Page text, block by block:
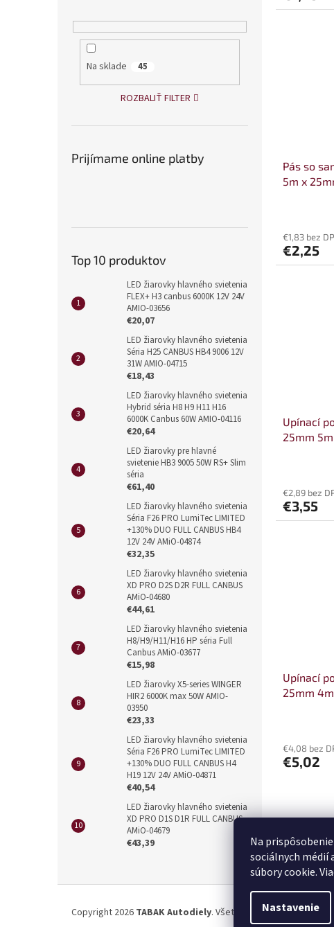
Na
sociálnych médií
súbory cookie.
Nastavenie
Na sklade 45
ROZBALIŤ FILTER
Prijímame online platby
Top 10 produktov
LED žiarovky hlavného svietenia
FLEX+ H3 canbus 6000K 12V 24V
AMIO-03656
€20,07
LED žiarovky hlavného svietenia
Séria H25 CANBUS HB4 9006 12V
31W AMIO-04715
€18,43
LED žiarovky hlavného svietenia
Hybrid séria H8 H9 H11 H16
6000K Canbus 60W AMIO-04116
€20,64
LED žiarovky pre hlavné
svietenie HB3 9005 50W RS+ Slim
séria
€61,40
LED žiarovky hlavného svietenia
Séria F26 PRO LumiTec LIMITED
+130% DUO FULL CANBUS HB4
12V 24V AMiO-04874
€32,35
LED žiarovky hlavného svietenia
XD PRO D2S D2R FULL CANBUS
AMiO-04680
€44,61
LED žiarovky hlavného svietenia
H8/H9/H11/H16 HP séria Full
Canbus AMiO-03677
€15,98
LED žiarovky X5-series WINGER
HIR2 6000K max 50W AMIO-
03950
€23,33
LED žiarovky hlavného svietenia
Séria F26 PRO LumiTec LIMITED
+130% DUO FULL CANBUS H4
H19 12V 24V AMiO-04871
€40,54
LED žiarovky hlavného svietenia
XD PRO D1S D1R FULL CANBUS
AMiO-04679
€43,39
Pás so
5m x
€1,83 bez
€2,25
Upínací
25mm
€2,89 bez
€3,55
Upínací
25mm 4m
€4,08 bez
€5,02
Copyright 2026 TABAK Autodiely. Všetky práva vyhradené.